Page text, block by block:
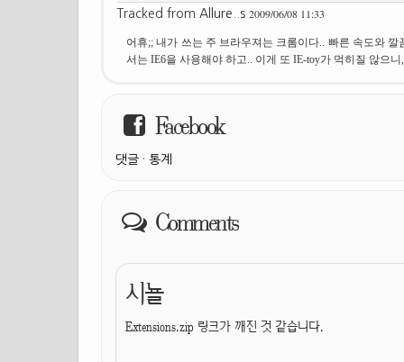
Tracked from Allure..s 2009/06/08 11:33
어휴;; 내가 쓰는 주 브라우져는 크롬이다.. 빠른 속도와
서는 IE6을 사용해야 하고.. 이게 또 IE-toy가 먹히질 않으니
Facebook
댓글 · 통계
Comments
시뇰
Extensions.zip 링크가 깨진 것 같습니다.